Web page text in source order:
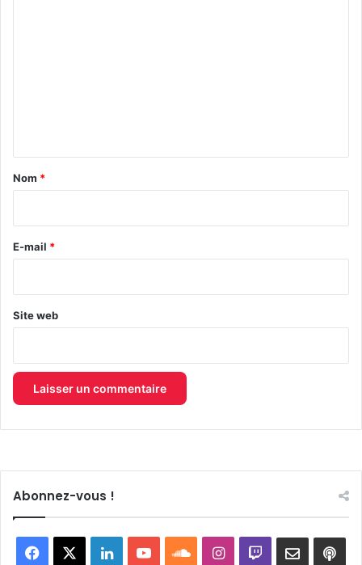
a
e
Nom *
E-mail *
Site web
Abonnez-vous !
Facebook LinkedinYouTubeSoundCloud
Instagram
Twitch